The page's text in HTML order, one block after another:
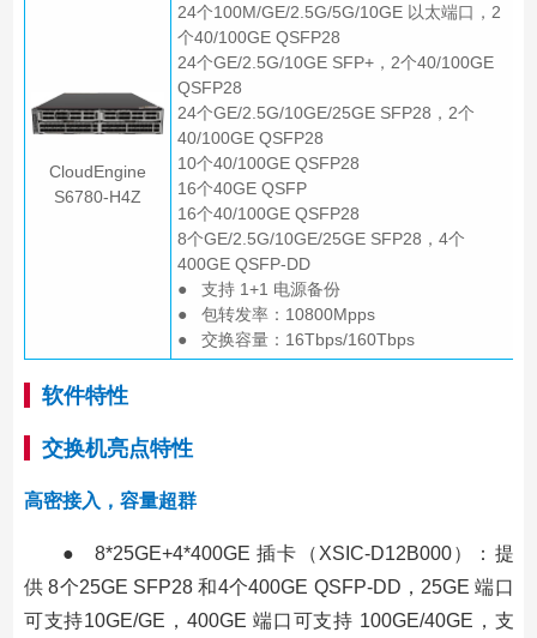
CloudEngine
S6780-H4Z
24个100M/GE/2.5G/5G/10GE 以太端口，2
个40/100GE QSFP28
24个GE/2.5G/10GE SFP+，2个40/100GE
QSFP28
24个GE/2.5G/10GE/25GE SFP28，2个
40/100GE QSFP28
10个40/100GE QSFP28
16个40GE QSFP
16个40/100GE QSFP28
8个GE/2.5G/10GE/25GE SFP28，4个
400GE QSFP-DD
● 支持 1+1 电源备份
● 包转发率：10800Mpps
● 交换容量：16Tbps/160Tbps
软件特性
交换机亮点特性
高密接入，容量超群
● 8*25GE+4*400GE 插卡（XSIC-D12B000）：提
供 8个25GE SFP28 和4个400GE QSFP-DD，25GE 端口
可支持10GE/GE，400GE 端口可支持 100GE/40GE，支